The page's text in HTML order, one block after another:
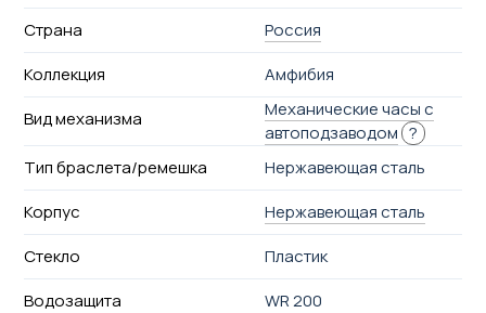
Страна
Россия
Коллекция
Амфибия
Вид механизма
Механические часы с
автоподзаводом ?
Тип браслета/ремешка
Нержавеющая сталь
Корпус
Нержавеющая сталь
Стекло
Пластик
Водозащита
WR 200